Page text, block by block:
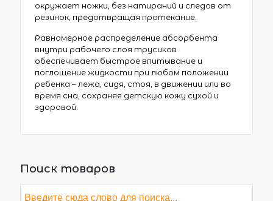
окружает ножки, без натираний и следов от
резинок, предотвращая протекание.
Равномерное распределение абсорбента
внутри рабочего слоя трусиков
обеспечивает быстрое впитывание и
поглощение жидкости при любом положении
ребенка – лежа, сидя, стоя, в движении или во
время сна, сохраняя детскую кожу сухой и
здоровой.
Поиск товаров